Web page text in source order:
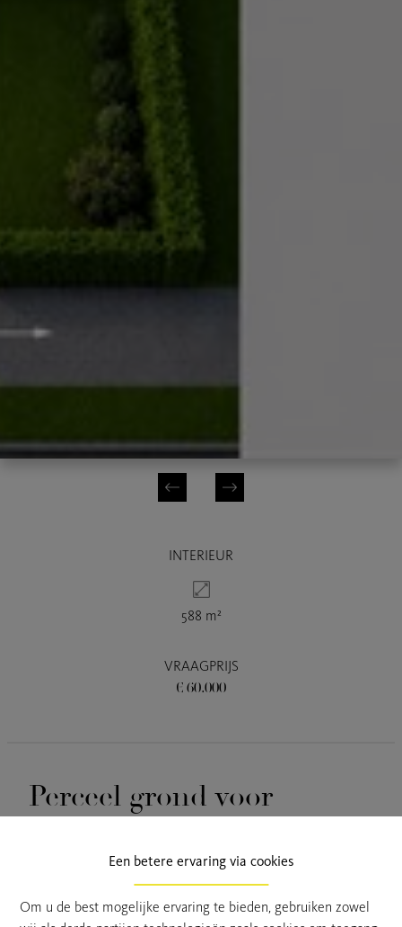
Een betere ervaring via cookies
Om u de best mogelijke ervaring te bieden, gebruiken zowel
INTERIEUR
588 m²
VRAAGPRIJS
€ 60.000
Perceel grond voor